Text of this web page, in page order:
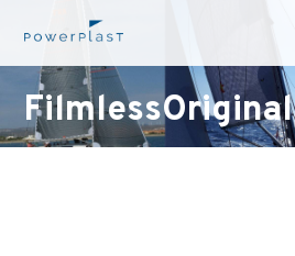
FilmlessOriginal